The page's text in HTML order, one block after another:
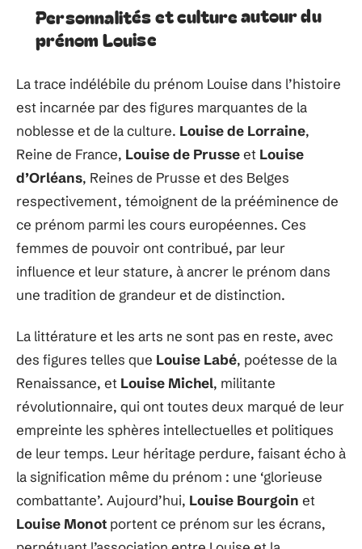
Personnalités et culture autour du
prénom Louise
La trace indélébile du prénom Louise dans l’histoire
est incarnée par des figures marquantes de la
noblesse et de la culture. Louise de Lorraine,
Reine de France, Louise de Prusseet Louise
d’Orléans, Reines de Prusse et des Belges
respectivement, témoignent de la prééminence de
ce prénom parmi les cours européennes. Ces
femmes de pouvoir ont contribué, par leur
influence et leur stature, à ancrer le prénom dans
une tradition de grandeur et de distinction.
La littérature et les arts ne sont pas en reste, avec
des figures telles que Louise Labé, poétesse de la
Renaissance, et Louise Michel, militante
révolutionnaire, qui ont toutes deux marqué de leur
empreinte les sphères intellectuelles et politiques
de leur temps. Leur héritage perdure, faisant écho à
la signification même du prénom : une ‘glorieuse
combattante’. Aujourd’hui, Louise Bourgoin et
Louise Monot portent ce prénom sur les écrans,